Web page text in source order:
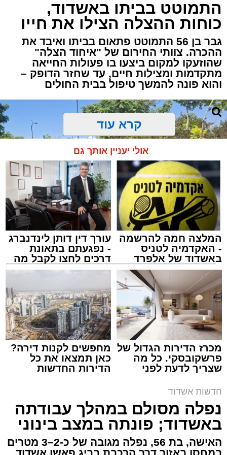
התמוטט בביתו באשדוד,
כוחות ההצלה הצילו את חייו
גבר בן 56 התמוטט פתאום בביתו ואיבד את
ההכרה. צוותי החירום של "איחוד הצלה"
שהוזעקו למקום ביצעו בו פעולות החייאה
מתקדמות ומצילות חיים, עד שחזר הדופק –
והוא פונה להמשך טיפול בבית החולים
צילום: דוברות איחוד הצלה
מערכת האתר / 15:39 07.08.26
איחוד הצלה
אירוע דרמטי הסתיים בנס רפואי באשדוד, לאחר
שגבר בן 56 התמוטט בביתו שבאחד הרחובות
ברובע י"א בעיר, כתוצאה מאירוע פתאומי שגרם
להפסקת פעילות ליבו.
קרא עוד
אולי יעניין אותך גם
המלצה חמה להרשמה
- האקדמיה לטניס
באשדוד של אלפרד
קריאולנסקי - לילדים
עורך דין דותן לינדנברג
- נפגעתם בתאונת
דרכים לחצו לקבל מה
שמגיע לכם
מכרז הדירות הגדול של
פרשקובסקי. כל מה
שצריך לדעת לפני
באשדוד
מחפשים לקנות דירה?
כאן תמצאו את כל
הדירות החדשות
חדשות אשדוד
נפלה מסולם במהלך עבודתה
באשדוד; פונתה במצב בינוני
האישה, בת 56, נפלה מגובה של כ-2–3 מטרים